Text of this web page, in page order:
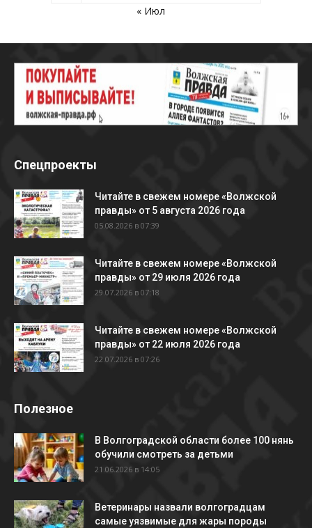
« Июл
Спецпроекты
Читайте в свежем номере «Волжской
правды» от 5 августа 2026 года
05.08.2026 в 07:39
Читайте в свежем номере «Волжской
правды» от 29 июля 2026 года
29.07.2026 в 07:18
Читайте в свежем номере «Волжской
правды» от 22 июля 2026 года
22.07.2026 в 07:26
Полезное
В Волгоградской области более 100 нянь
обучили смотреть за детьми
21.06.2026 в 14:05
Ветеринары назвали волгоградцам
самые уязвимые для жары породы